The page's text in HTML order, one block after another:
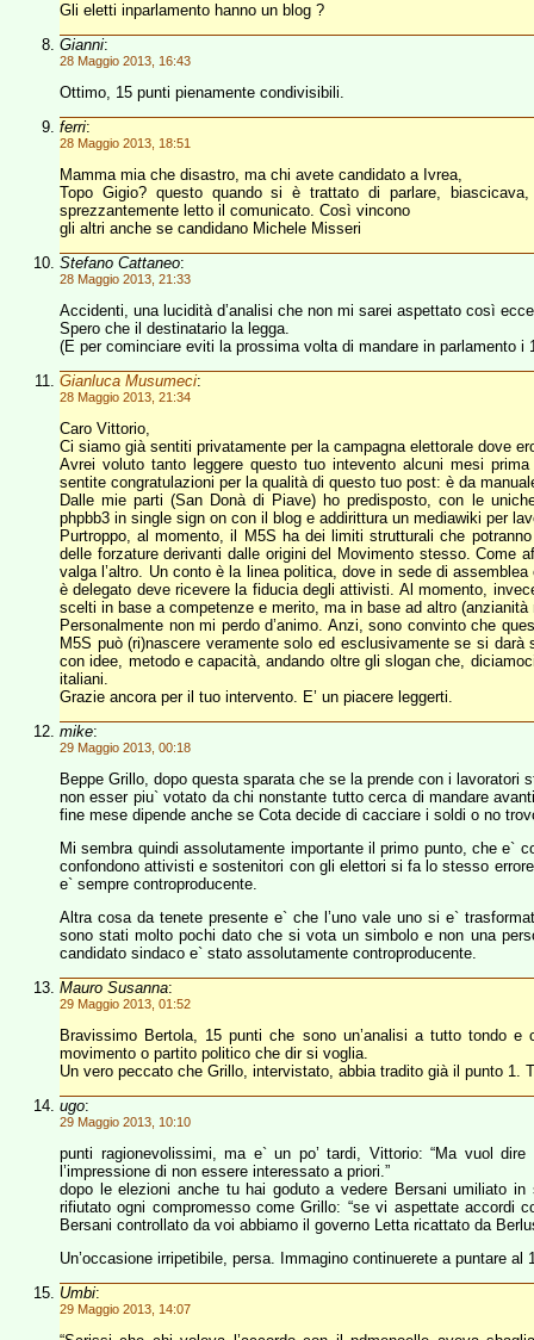
Gli eletti inparlamento hanno un blog ?
Gianni:
28 Maggio 2013, 16:43
Ottimo, 15 punti pienamente condivisibili.
ferri:
28 Maggio 2013, 18:51
Mamma mia che disastro, ma chi avete candidato a Ivrea,
Topo Gigio? questo quando si è trattato di parlare,
sprezzantemente letto il comunicato. Così vincono
gli altri anche se candidano Michele Misseri
Stefano Cattaneo:
28 Maggio 2013, 21:33
Accidenti, una lucidità d’analisi che non mi sarei aspettato così
Spero che il destinatario la legga.
(E per cominciare eviti la prossima volta di mandare in parlamento i
Gianluca Musumeci:
28 Maggio 2013, 21:34
Caro Vittorio,
Ci siamo già sentiti privatamente per la campagna elettorale dove
Avrei voluto tanto leggere questo tuo intevento alcuni mesi
sentite congratulazioni per la qualità di questo tuo post: è da
Dalle mie parti (San Donà di Piave) ho predisposto, con le
phpbb3 in single sign on con il blog e addirittura un mediawiki per
Purtroppo, al momento, il M5S ha dei limiti strutturali che
delle forzature derivanti dalle origini del Movimento stesso. Come
valga l’altro. Un conto è la linea politica, dove in sede di
è delegato deve ricevere la fiducia degli attivisti. Al momento,
scelti in base a competenze e merito, ma in base ad altro
Personalmente non mi perdo d’animo. Anzi, sono convinto che
M5S può (ri)nascere veramente solo ed esclusivamente se si
con idee, metodo e capacità, andando oltre gli slogan che,
italiani.
Grazie ancora per il tuo intervento. E’ un piacere leggerti.
mike:
29 Maggio 2013, 00:18
Beppe Grillo, dopo questa sparata che se la prende con i
non esser piu` votato da chi nonstante tutto cerca di mandare
fine mese dipende anche se Cota decide di cacciare i soldi o no
Mi sembra quindi assolutamente importante il primo punto, che e`
confondono attivisti e sostenitori con gli elettori si fa lo stesso
e` sempre controproducente.
Altra cosa da tenete presente e` che l’uno vale uno si e`
sono stati molto pochi dato che si vota un simbolo e non una
candidato sindaco e` stato assolutamente controproducente.
Mauro Susanna:
29 Maggio 2013, 01:52
Bravissimo Bertola, 15 punti che sono un’analisi a tutto tondo
movimento o partito politico che dir si voglia.
Un vero peccato che Grillo, intervistato, abbia tradito già il punto 1.
ugo:
29 Maggio 2013, 10:10
punti ragionevolissimi, ma e` un po’ tardi, Vittorio: “Ma vuol
l’impressione di non essere interessato a priori.”
dopo le elezioni anche tu hai goduto a vedere Bersani umiliato
rifiutato ogni compromesso come Grillo: “se vi aspettate accordi
Bersani controllato da voi abbiamo il governo Letta ricattato da
Un’occasione irripetibile, persa. Immagino continuerete a puntare
Umbi:
29 Maggio 2013, 14:07